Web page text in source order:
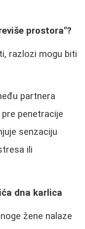
prostora"?
razlozi mogu biti
partnera
penetracije
senzaciju
ili
dna karlica
žene nalaze